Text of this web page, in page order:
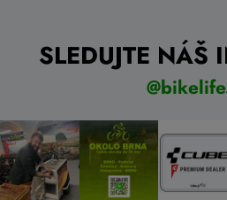
SLEDUJTE NÁŠ